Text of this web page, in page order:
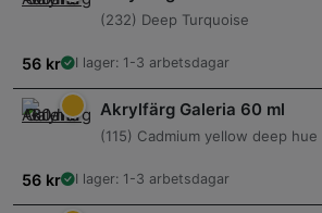
(232) Deep Turquoise
56 kr I lager: 1-3 arbetsdagar
Akrylfärg Galeria 60 ml
(115) Cadmium yellow deep hue
56 kr I lager: 1-3 arbetsdagar